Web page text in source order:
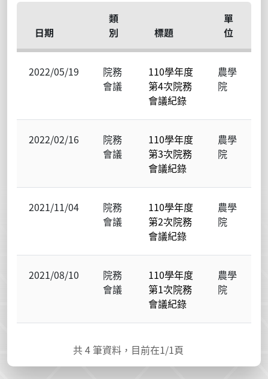
日期
類
別
標題
單
位
2022/05/19
院務
會議
110學年度
第4次院務
會議紀錄
農學
院
2022/02/16
院務
會議
110學年度
第3次院務
會議紀錄
農學
院
2021/11/04
院務
會議
110學年度
第2次院務
會議紀錄
農學
院
2021/08/10
院務
會議
110學年度
第1次院務
會議紀錄
農學
院
共4 筆資料，目前在1/1頁